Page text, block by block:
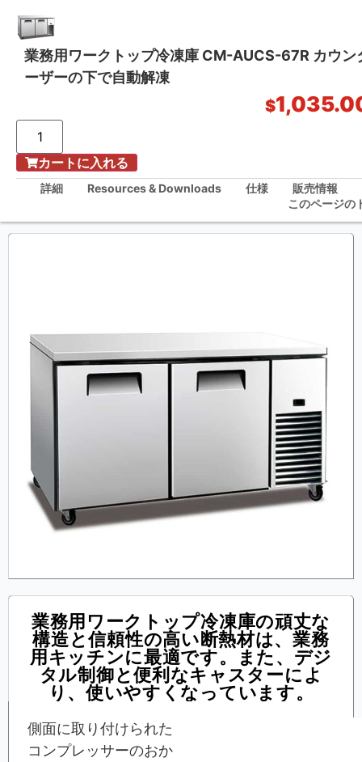
ホーム /
業務用ワークトップ冷凍庫 CM-AUCS-67R カウンターフリーザーの下で自
動解凍
業務用ワークトップ冷凍庫の頑丈な
構造と信頼性の高い断熱材は、業務
用キッチンに最適です。また、デジ
タル制御と便利なキャスターによ
り、使いやすくなっています。
側面に取り付けられた
コンプレッサーのおか
業務用ワークトップ冷凍庫 CM-AUCS-67R カウン
ーザーの下で自動解凍
$
カートに入れる
詳細 Resources & Downloads 仕様
販売情報
このページの